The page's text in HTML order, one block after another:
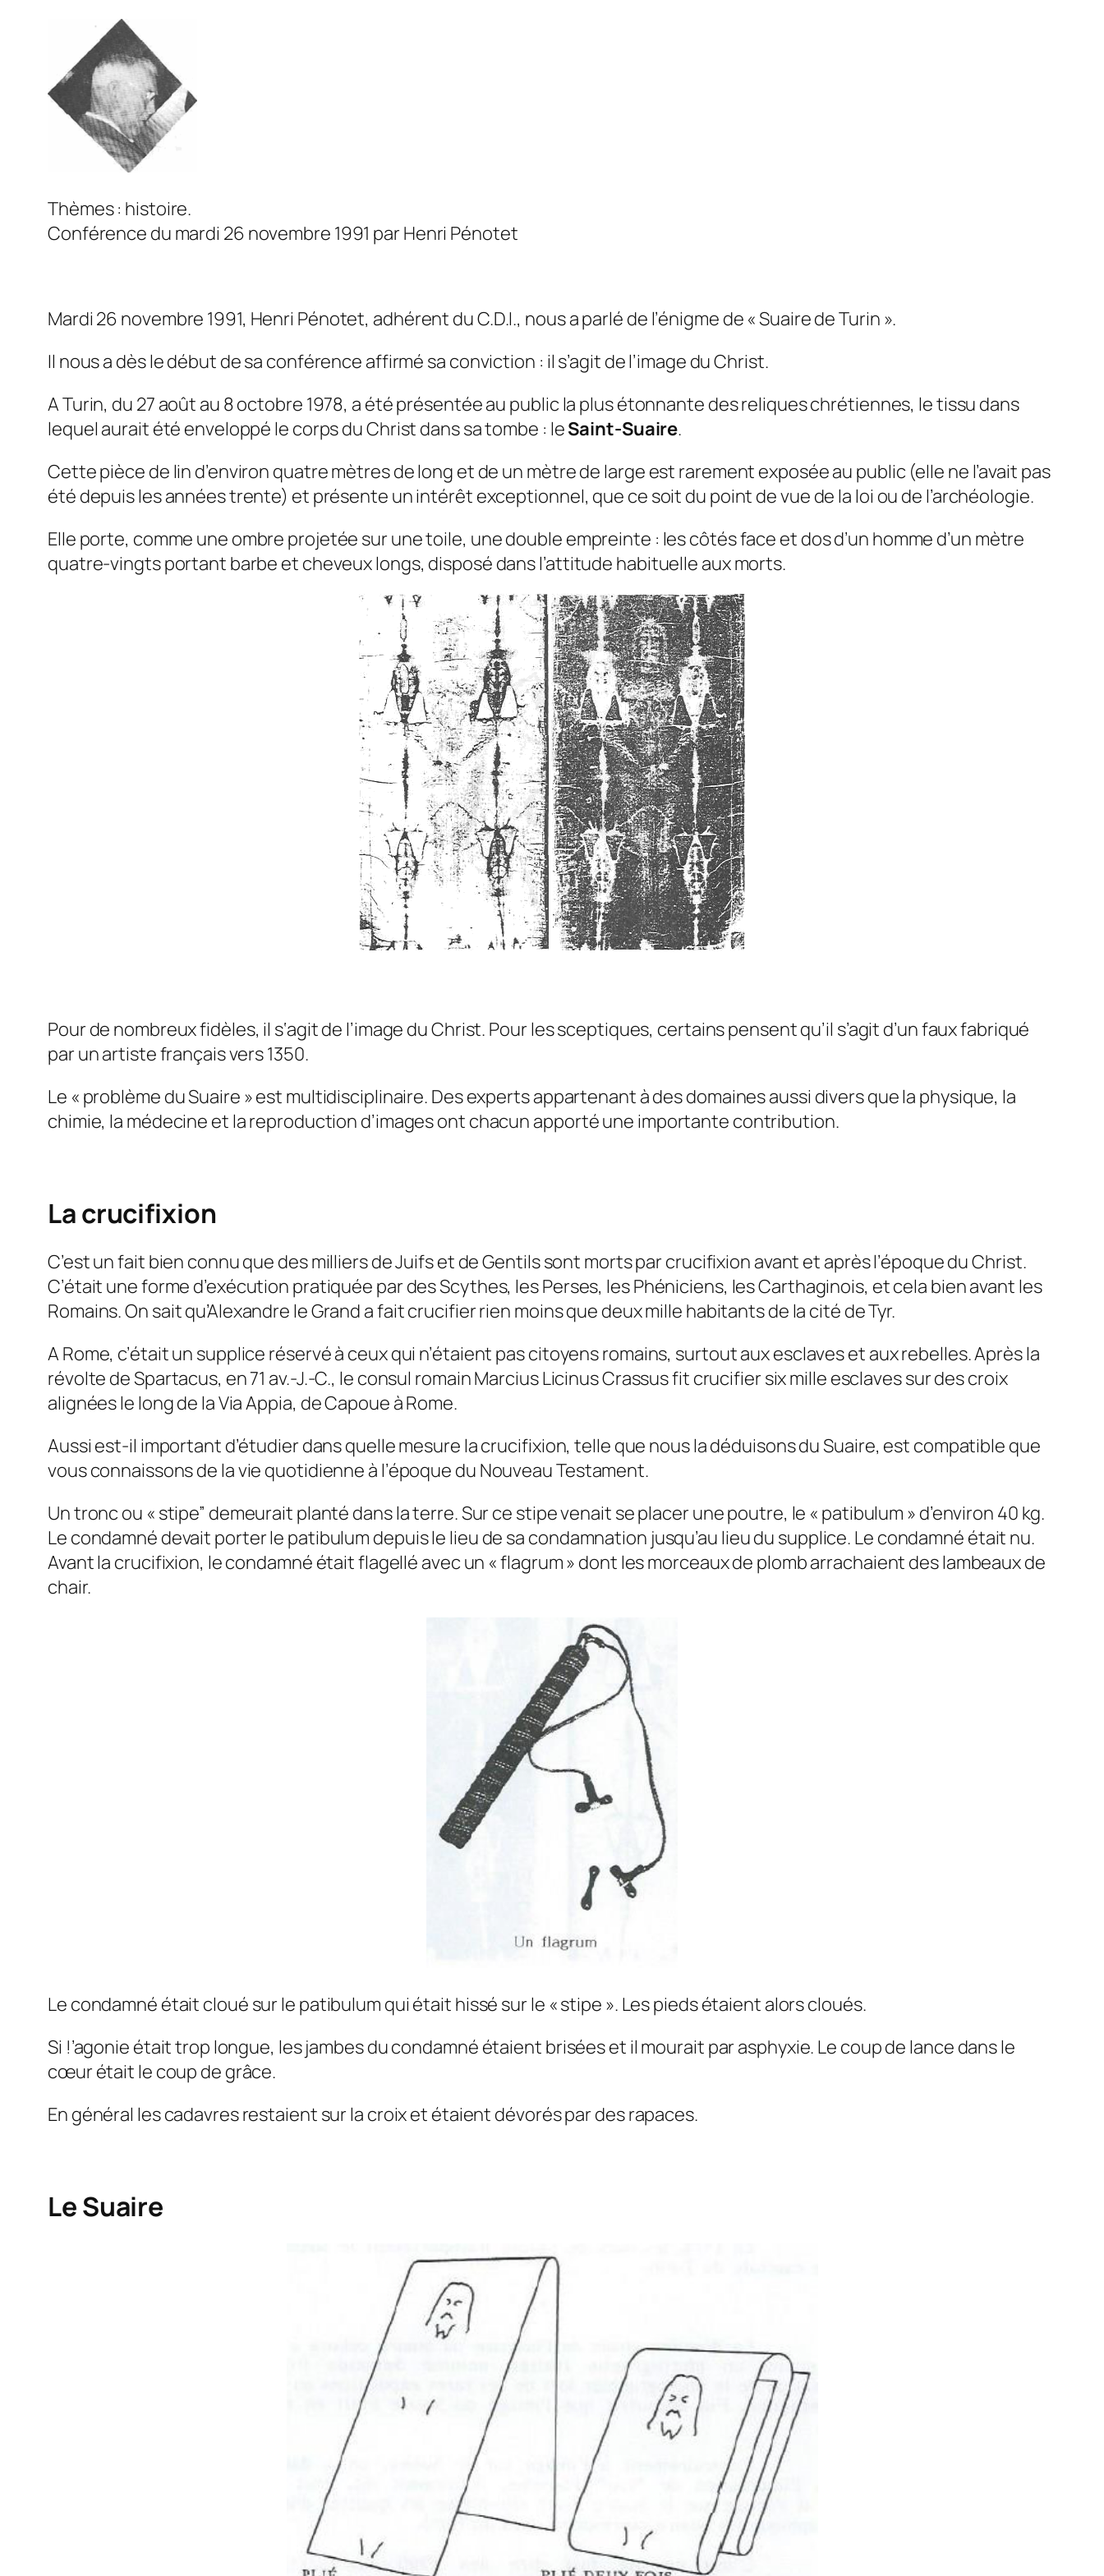
Thèmes : histoire.
Conférence du mardi 26 novembre 1991 par Henri Pénotet
Mardi 26 novembre 1991, Henri Pénotet, adhérent du C.D.I., nous a parlé de l’énigme de « Suaire de Turin ».
Il nous a dès le début de sa conférence affirmé sa conviction : il s’agit de l’image duChrist.
A Turin, du 27 août au 8 octobre 1978, a été présentée au public la plus étonnante des reliques chrétiennes, le tissu dans
lequel aurait été enveloppé le corps du Christ dans sa tombe : leSaint-Suaire.
Cette pièce de lin d’environ quatre mètres de long et de un mètre de large est rarement exposée au public (elle ne l’avait pas
été depuis les années trente) et présente un intérêt exceptionnel, que ce soit du point de vue de la loi ou de l’archéologie.
Elle porte, comme une ombre projetée sur une toile, une double empreinte : les côtés face et dos d’un homme d’un mètre
quatre-vingts portant barbe et cheveux longs, disposé dans l’attitude habituelle aux morts.
Pour de nombreux fidèles, il s‘agit de l’image du Christ. Pour les sceptiques, certains pensent qu’il s’agit d’un faux fabriqué
par un artiste français vers 1350.
Le « problème du Suaire » est multidisciplinaire. Des experts appartenant à des domaines aussi divers que la physique, la
chimie, la médecine et la reproduction d’images ont chacun apporté une importante contribution.
La crucifixion
C’est un fait bien connu que des milliers de Juifs et de Gentils sont morts par crucifixion avant et après l’époque du Christ.
C’était une forme d’exécution pratiquée par des Scythes, les Perses, les Phéniciens, les Carthaginois, et cela bien avant les
Romains. On sait qu’Alexandre le Grand a fait crucifier rien moins que deux mille habitants de la cité de Tyr.
A Rome, c’était un supplice réservé à ceux qui n’étaient pas citoyens romains, surtout aux esclaves et aux rebelles. Après la
révolte de Spartacus, en 71 av.-J.-C., le consul romain Marcius Licinus Crassus fit crucifier six mille esclaves sur des croix
alignées le long de la Via Appia, deCapoue à Rome.
Aussi est-il important d’étudier dans quelle mesure la crucifixion, telle que nous la déduisons du Suaire, est compatible que
vous connaissons de la vie quotidienne à l’époque du Nouveau Testament.
Un tronc ou « stipe” demeurait planté dans la terre. Sur ce stipe venait se placer une poutre, le « patibulum » d’environ 40 kg.
Le condamné devait porter le patibulum depuis le lieu de sa condamnation jusqu’au lieu du supplice. Le condamné était nu.
Avant la crucifixion, le condamné était flagellé avec un « flagrum » dont les morceaux de plomb arrachaient des lambeaux de
chair.
Le condamné était cloué sur le patibulum qui était hissé sur le « stipe ». Les pieds étaient alors cloués.
Si !’agonie était trop longue, les jambes du condamné étaient brisées et il mourait par asphyxie. Le coup de lance dans le
cœur était le coup de grâce.
En général les cadavres restaient sur la croix et étaient dévorés par des rapaces.
Le Suaire